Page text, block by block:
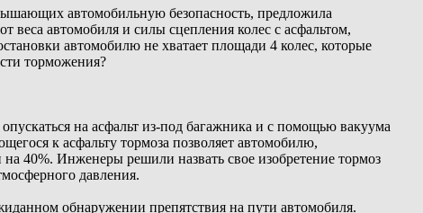
автомобильную безопасность, предложила
автомобиля и силы сцепления колес с асфальтом,
автомобилю не хватает площади 4 колес, которые
торможения?
на асфальт из-под багажника и с помощью вакуума
к асфальту тормоза позволяет автомобилю,
40%. Инженеры решили назвать свое изобретение тормоз
давления.
обнаружении препятствия на пути автомобиля.